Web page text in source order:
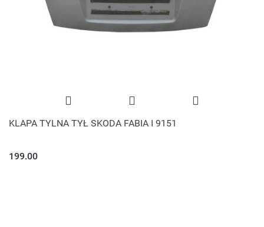
KLAPA TYLNA TYŁ SKODA FABIA I 9151
199.00